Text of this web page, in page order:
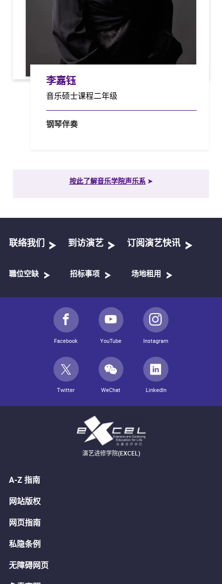
李嘉钰
音乐硕士课程二年级
钢琴伴奏
按此了解音乐学院声乐系➤
联络我们 到访演艺 订阅演艺快讯
職位空缺 招标事项 场地租用
Facebook YouTube Instagram
Twitter WeChat LinkedIn
演艺进修学院(EXCEL)
A-Z 指南
网站版权
网页指南
私隐条例
无障碍网页